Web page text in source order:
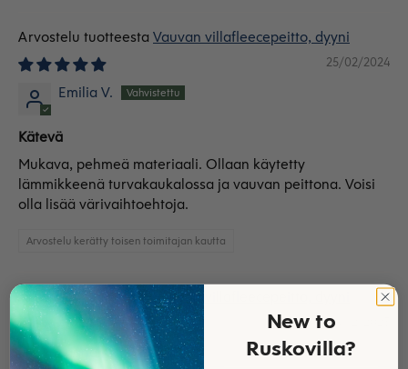
Vauvan villafleecepeitto, dyyni
25/02/2024
Emilia V.
Kätevä
Mukava, pehmeä materiaali. Ollaan käytetty
lämmikkeenä turvakaukalossa ja vauvan peittona. Voisi
olla lisää värivaihtoehtoja.
Arvostelu kerätty toisen toimitajan kautta
Vauvan villafleecepeitto, dyyni
14/12/2023
Jaana K.
New to
Ruskovilla?